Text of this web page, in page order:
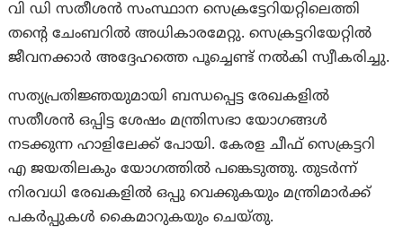
വി ഡി സതീശൻ സംസ്ഥാന സെക്രട്ടേറിയറ്റിലെത്തി
തന്റെ ചേംബറിൽ അധികാരമേറ്റു. സെക്രട്ടറിയേറ്റിൽ
ജീവനക്കാർ അദ്ദേഹത്തെ പൂച്ചെണ്ട് നൽകി സ്വീകരിച്ചു.
സത്യപ്രതിജ്ഞയുമായി ബന്ധപ്പെട്ട രേഖകളിൽ
സതീശൻ ഒപ്പിട്ട ശേഷം മന്ത്രിസഭാ യോഗങ്ങൾ
നടക്കുന്ന ഹാളിലേക്ക് പോയി. കേരള ചീഫ് സെക്രട്ടറി
എ ജയതിലകും യോഗത്തിൽ പങ്കെടുത്തു. തുടര്‍ന്ന്
നിരവധി രേഖകളിൽ ഒപ്പു വെക്കുകയും മന്ത്രിമാർക്ക്
പകർപ്പുകൾ കൈമാറുകയും ചെയ്തു.